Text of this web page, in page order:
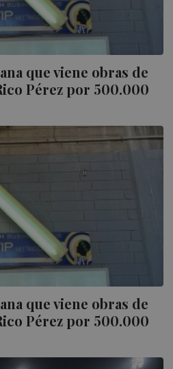
que viene obras de
Pérez por 500.000
que viene obras de
Pérez por 500.000